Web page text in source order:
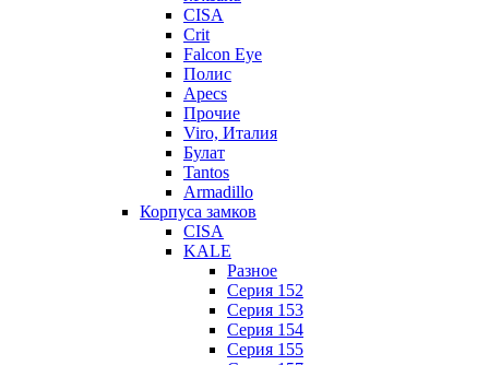
CISA
Crit
Falcon Eye
Полис
Apecs
Прочие
Viro, Италия
Булат
Tantos
Armadillo
Корпуса замков
CISA
KALE
Разное
Серия 152
Серия 153
Серия 154
Серия 155